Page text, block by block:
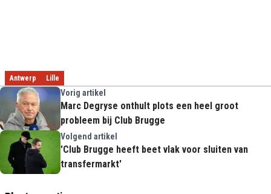
Antwerp Lille
Vorig artikel
Marc Degryse onthult plots een heel groot
probleem bij Club Brugge
Volgend artikel
'Club Brugge heeft beet vlak voor sluiten van
transfermarkt'